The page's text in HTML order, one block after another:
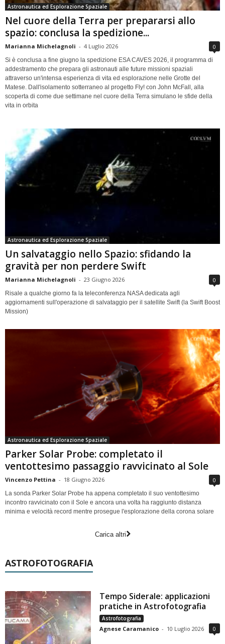
Astronautica ed Esplorazione Spaziale
Nel cuore della Terra per prepararsi allo
spazio: conclusa la spedizione...
Marianna Michelagnoli - 4 Luglio 2026 0
Si è conclusa a fine giugno la spedizione ESA CAVES 2026, il programma di
addestramento che prepara gli astronauti alle future missioni spaziali
attraverso un'intensa esperienza di vita ed esplorazione nelle Grotte del
Matese. Dall'isolamento sotterraneo al progetto Fly! con John McFall, alla
scoperta di come due settimane nel cuore della Terra simulano le sfide della
vita in orbita
Astronautica ed Esplorazione Spaziale
Un salvataggio nello Spazio: sfidando la
gravità per non perdere Swift
Marianna Michelagnoli - 23 Giugno 2026 0
Risale a qualche giorno fa la teleconferenza NASA dedicata agli
aggiornamenti sull'operazione di salvataggio per il satellite Swift (la Swift Boost
Mission)
Astronautica ed Esplorazione Spaziale
Parker Solar Probe: completato il
ventottesimo passaggio ravvicinato al Sole
Vincenzo Pettina - 18 Giugno 2026 0
La sonda Parker Solar Probe ha appena completato il suo ventottesimo
incontro ravvicinato con il Sole e ancora una volta ha raggiunto distanza
minima e velocità record mentre prosegue l'esplorazione della corona solare
Carica altri
ASTROFOTOGRAFIA
Tempo Siderale: applicazioni
pratiche in Astrofotografia
Astrofotografia
Agnese Caramanico - 10 Luglio 2026 0